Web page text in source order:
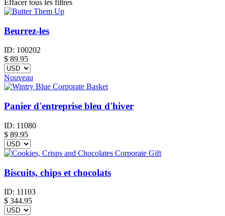
Effacer tous les filtres
Beurrez-les
ID: 100202
$ 89.95
Nouveau
Panier d'entreprise bleu d'hiver
ID: 11080
$ 89.95
Biscuits, chips et chocolats
ID: 11103
$ 344.95